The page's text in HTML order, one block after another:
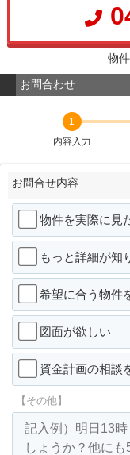
物
お問合わせ
1
内容入力
お問合せ内容
物件を実際に見
もっと詳細が知
希望に合う物件
図面が欲しい
資金計画の相談
【その他】